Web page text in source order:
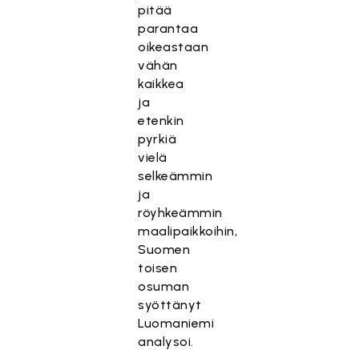
pitää
parantaa
oikeastaan
vähän
kaikkea
ja
etenkin
pyrkiä
vielä
selkeämmin
ja
röyhkeämmin
maalipaikkoihin,
Suomen
toisen
osuman
syöttänyt
Luomaniemi
analysoi.